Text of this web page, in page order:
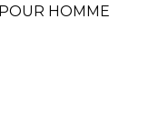
HOMME